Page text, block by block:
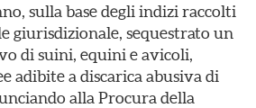
sulla base degli indizi raccolti
giurisdizionale, sequestrato un
di suini, equini e avicoli,
adibite a discarica abusiva di
alla Procura della